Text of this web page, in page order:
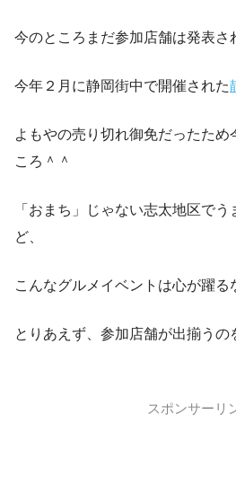
今のところまだ参加店舗は発表さ
今年２月に静岡街中で開催された
よもやの売り切れ御免だったため
ころ＾＾
「おまち」じゃない志太地区で
ど、
こんなグルメイベントは心が躍る
とりあえず、参加店舗が出揃うの
スポンサーリ